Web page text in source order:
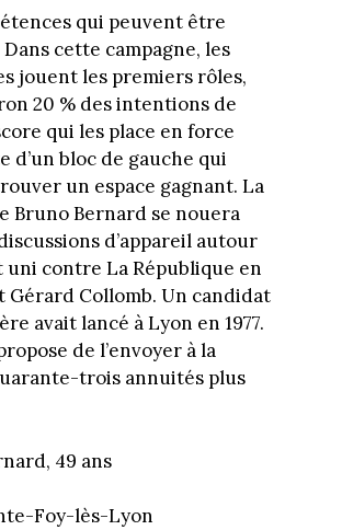
qui peuvent être
cette campagne, les
jouent les premiers rôles,
20 % des intentions de
qui les place en force
d’un bloc de gauche qui
un espace gagnant. La
Bruno Bernard se nouera
d’appareil autour
uni contre La République en
Gérard Collomb. Un candidat
avait lancé à Lyon en 1977.
de l’envoyer à la
trois annuités plus
49 ans
Foy-lès-Lyon